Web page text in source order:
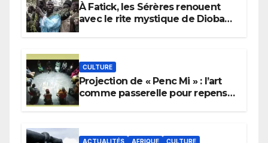
À Fatick, les Sérères renouent
avec le rite mystique de Diobaye
CULTURE
Projection de « Penc Mi » : l’art
comme passerelle pour repenser
ACTUALITÉS AFRIQUE CULTURE